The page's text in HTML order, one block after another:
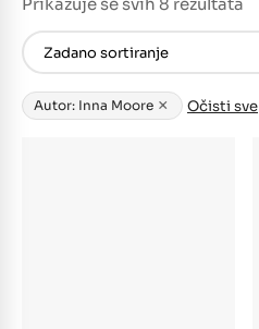
Autor: Inna Moore × Očisti sve